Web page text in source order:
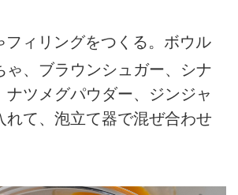
ィリングをつくる。ボウル
ゃ、ブラウンシュガー、シナ
ナツメグパウダー、ジンジャ
れて、泡立て器で混ぜ合わせ